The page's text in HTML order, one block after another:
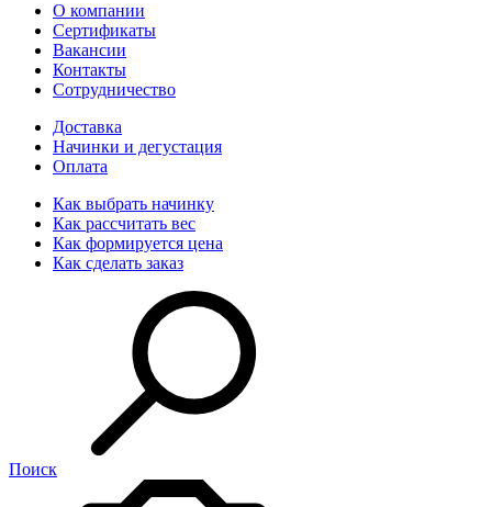
О компании
Сертификаты
Вакансии
Контакты
Сотрудничество
Доставка
Начинки и дегустация
Оплата
Как выбрать начинку
Как рассчитать вес
Как формируется цена
Как сделать заказ
Поиск